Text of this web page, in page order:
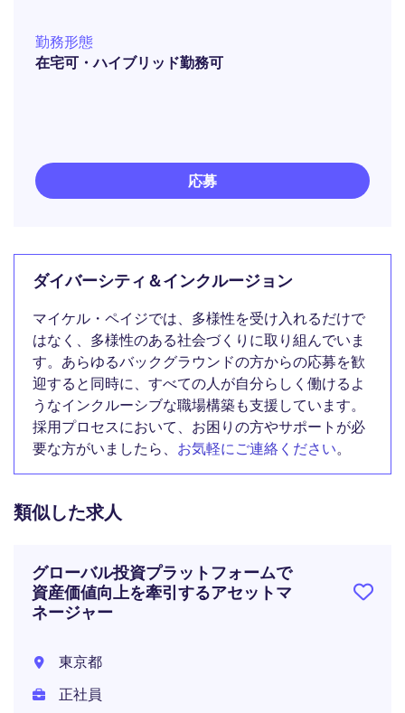
勤務形態
在宅可・ハイブリッド勤務可
応募
ダイバーシティ＆インクルージョン
マイケル・ペイジでは、多様性を受け入れるだけで
はなく、多様性のある社会づくりに取り組んでいま
す。あらゆるバックグラウンドの方からの応募を歓
迎すると同時に、すべての人が自分らしく働けるよ
うなインクルーシブな職場構築も支援しています。
採用プロセスにおいて、お困りの方やサポートが必
要な方がいましたら、 お気軽にご連絡ください。
類似した求人
グローバル投資プラットフォームで
資産価値向上を牽引するアセットマ
ネージャー
東京都
正社員